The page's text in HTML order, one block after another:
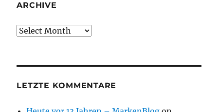
ARCHIVE
Archive
LETZTE KOMMENTARE